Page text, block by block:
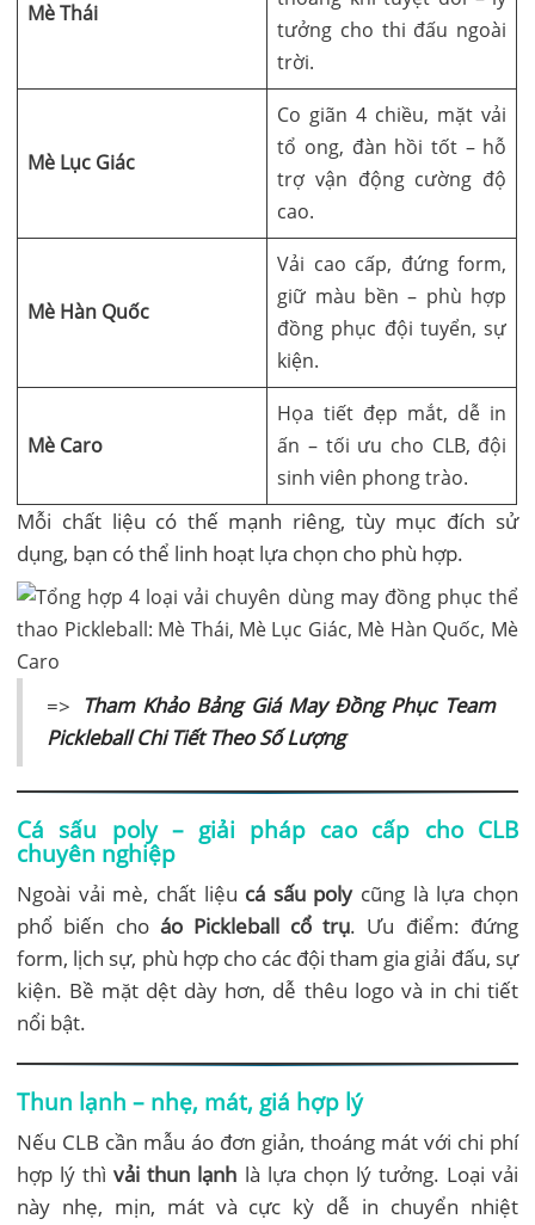
Mè Thái
tưởng cho thi đấu ngoài
trời.
Mè Lục Giác
Co giãn 4 chiều, mặt vải
tổ ong, đàn hồi tốt – hỗ
trợ vận động cường độ
cao.
Mè Hàn Quốc
Vải cao cấp, đứng form,
giữ màu bền – phù hợp
đồng phục đội tuyển, sự
kiện.
Mè Caro
Họa tiết đẹp mắt, dễ in
ấn – tối ưu cho CLB, đội
sinh viên phong trào.
Mỗi chất liệu có thế mạnh riêng, tùy mục đích sử
dụng, bạn có thể linh hoạt lựa chọn cho phù hợp.
=>
Tham Khảo Bảng Giá May Đồng Phục Team
Pickleball Chi Tiết Theo Số Lượng
Cá sấu poly – giải pháp cao cấp cho CLB
chuyên nghiệp
Ngoài vải mè, chất liệu cá sấu polycũng là lựa chọn
phổ biến cho áo Pickleball cổ trụ. Ưu điểm: đứng
form, lịch sự, phù hợp cho các đội tham gia giải đấu, sự
kiện. Bề mặt dệt dày hơn, dễ thêu logo và in chi tiết
nổi bật.
Thun lạnh – nhẹ, mát, giá hợp lý
Nếu CLB cần mẫu áo đơn giản, thoáng mát với chi phí
hợp lý thìvải thun lạnh là lựa chọn lý tưởng. Loại vải
này nhẹ, mịn, mát và cực kỳ dễ in chuyển nhiệt